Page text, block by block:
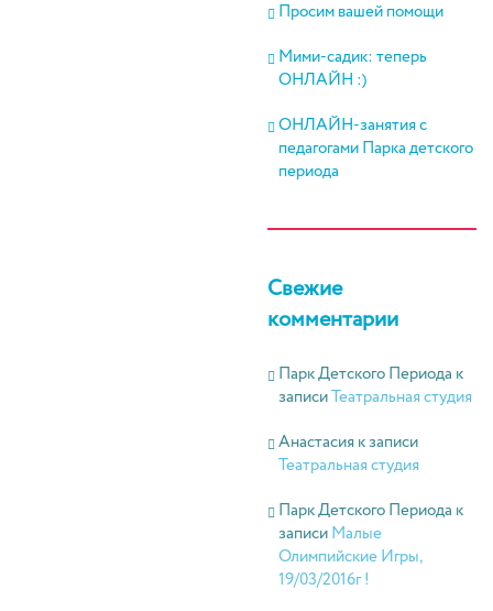
Просим вашей помощи
Мими-садик: теперь
ОНЛАЙН :)
ОНЛАЙН-занятия с
педагогами Парка детского
периода
Свежие
комментарии
Парк Детского Периода к
записиТеатральная студия
Анастасияк записи
Театральная студия
Парк Детского Периода к
записиМалые
Олимпийские Игры,
19/03/2016г !